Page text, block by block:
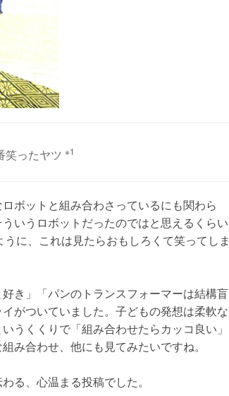
笑ったヤツ ※1
ボットと組み合わさっているにも関わら
いうロボットだったのではと思えるくらい
に、これは見たらおもしろくて笑ってしま
き」「パンのトランスフォーマーは結構盲
がついていました。子どもの発想は柔軟な
うくくりで「組み合わせたらカッコ良い」
み合わせ、他にも見てみたいですね。
る、心温まる投稿でした。